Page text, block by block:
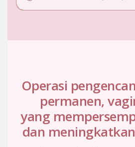
Operasi
permanen,
yang
dan